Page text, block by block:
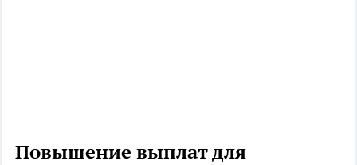
Повышение выплат для